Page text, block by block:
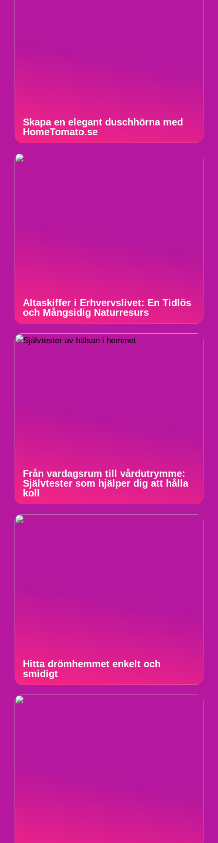
Skapa en elegant duschhörna med
HomeTomato.se
Altaskiffer i Erhvervslivet: En Tidlös
och Mångsidig Naturresurs
Från vardagsrum till vårdutrymme:
Självtester som hjälper dig att hålla
koll
Hitta drömhemmet enkelt och
smidigt